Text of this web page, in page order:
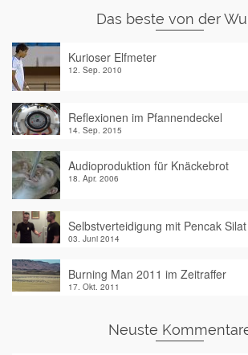
Das beste von der
Kurioser Elfmeter
12. Sep. 2010
Reflexionen im Pfannendeckel
14. Sep. 2015
Audioproduktion für Knäckebrot
18. Apr. 2006
Selbstverteidigung mit Pencak Silat
03. Juni 2014
Burning Man 2011 im Zeitraffer
17. Okt. 2011
Neuste